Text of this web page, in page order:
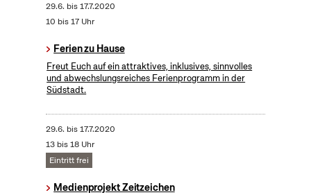
29.6. bis17.7.2020
10 bis 17 Uhr
Ferien zu Hause
Freut Euch auf ein attraktives, inklusives, sinnvolles
und abwechslungsreiches Ferienprogramm in der
Südstadt.
29.6. bis17.7.2020
13 bis 18 Uhr
Eintritt frei
Medienprojekt Zeitzeichen